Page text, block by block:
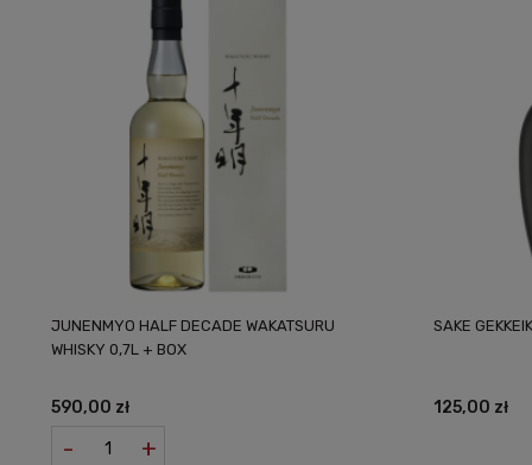
JUNENMYO HALF DECADE WAKATSURU
WHISKY 0,7L + BOX
590,00 zł
- +
SAKE
125,00 zł